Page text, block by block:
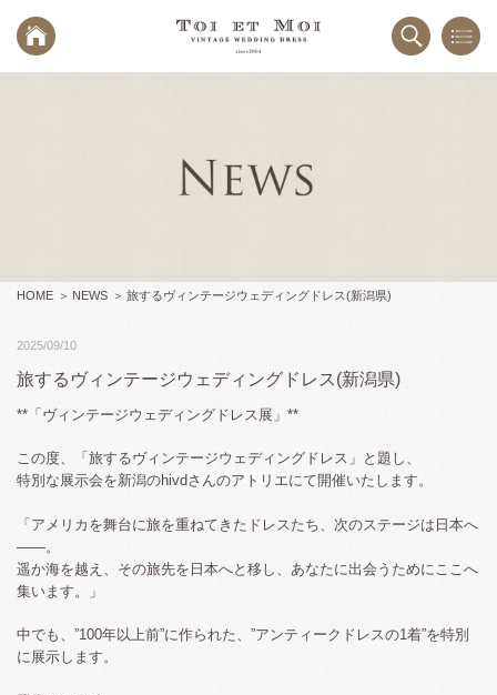
HOME NEWS 旅するヴィンテージウェディングドレス(新潟県)
2025/09/10
旅するヴィンテージウェディングドレス(新潟県)
**「ヴィンテージウェディングドレス展」**
この度、「旅するヴィンテージウェディングドレス」と題し、
特別な展示会を新潟のhivdさんのアトリエにて開催いたします。
「アメリカを舞台に旅を重ねてきたドレスたち、次のステージは日本へ
――。
遥か海を越え、その旅先を日本へと移し、あなたに出会うためにここへ
集います。」
中でも、”100年以上前”に作られた、”アンティークドレスの1着”を特別
に展示します。